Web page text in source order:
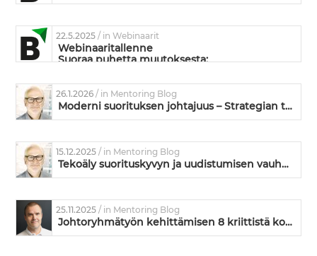
22.5.2025/ in Webinaarit
Webinaaritallenne
Suoraa puhetta muutoksesta:
26.1.2026/ in Mentoring Blog
Moderni suorituksen johtajuus – Strategian toimeenpanoa ja kyvykkyyden kehittämistä
15.12.2025/ in Mentoring Blog
Tekoäly suorituskyvyn ja uudistumisen vauhdittajana
25.11.2025/ in Mentoring Blog
Johtoryhmätyön kehittämisen 8 kriittistä kohtaa – missä kunnossa on teidän johtoryhmänne?